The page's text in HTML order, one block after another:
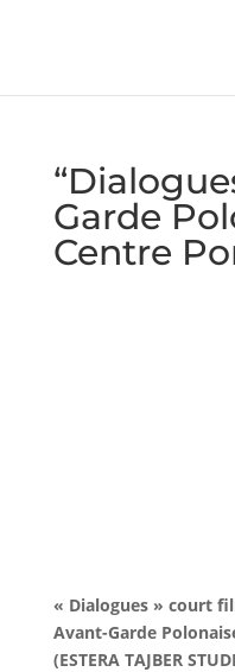
Garde
Centre
« Dialogues » court
Avant-Garde
(ESTERA TAJBER